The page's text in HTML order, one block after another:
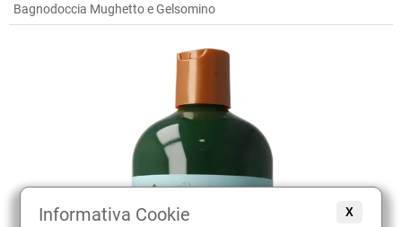
X
Informativa Cookie
Bagnodoccia Mughetto e Gelsomino